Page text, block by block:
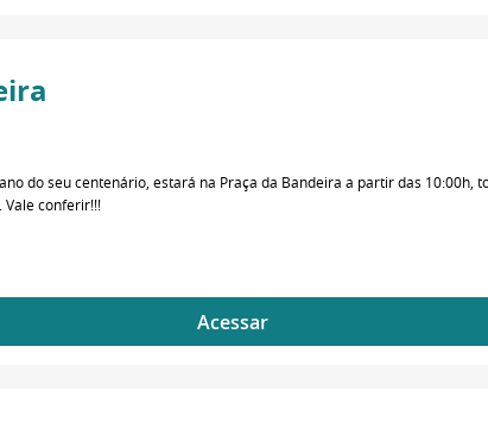
do seu centenário, estará na Praça da Bandeira a partir das 10:00h,
Vale conferir!!!
Acessar